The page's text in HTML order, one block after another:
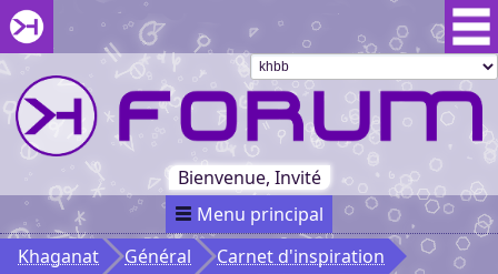
Aller au menu du forum
Aller au contenu du forum
Aller à la recherche dans le forum
Passer le
menu
Khaganat
Retour
au début
du menu
Khaganat
Bienvenue, Invité
Menu principal
Khaganat
Général
Carnet d'inspiration